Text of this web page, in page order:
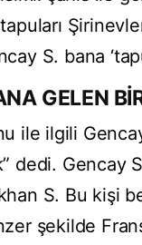
S. bana
GELEN
ile ilgili
dedi. Gencay
S. Bu kişi
şekilde